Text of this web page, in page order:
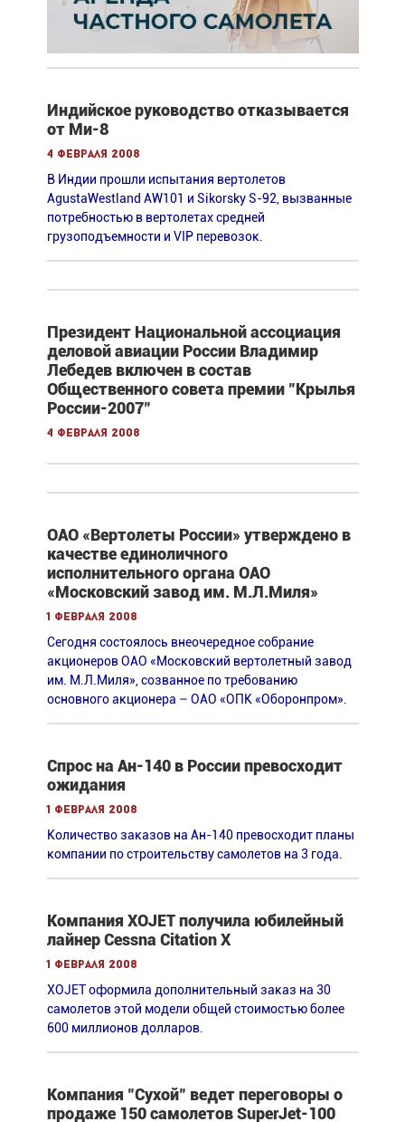
Индийское руководство отказывается
от Ми-8
4 февраля 2008
В Индии прошли испытания вертолетов
AgustaWestland AW101 и Sikorsky S-92, вызванные
потребностью в вертолетах средней
грузоподъемности и VIP перевозок.
Президент Национальной ассоциация
деловой авиации России Владимир
Лебедев включен в состав
Общественного совета премии "Крылья
России-2007"
4 февраля 2008
ОАО «Вертолеты России» утверждено в
качестве единоличного
исполнительного органа ОАО
«Московский завод им. М.Л.Миля»
1 февраля 2008
Сегодня состоялось внеочередное собрание
акционеров ОАО «Московский вертолетный завод
им. М.Л.Миля», созванное по требованию
основного акционера – ОАО «ОПК «Оборонпром».
Спрос на Ан-140 в России превосходит
ожидания
1 февраля 2008
Количество заказов на Ан-140 превосходит планы
компании по строительству самолетов на 3 года.
Компания XOJET получила юбилейный
лайнер Cessna Citation X
1 февраля 2008
XOJET оформила дополнительный заказ на 30
самолетов этой модели общей стоимостью более
600 миллионов долларов.
Компания "Сухой" ведет переговоры о
продаже 150 самолетов SuperJet-100